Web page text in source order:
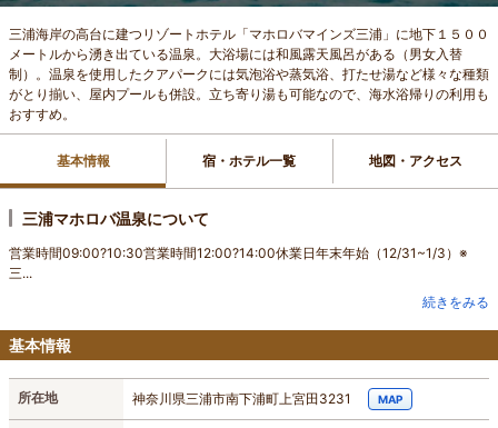
三浦海岸の高台に建つリゾートホテル「マホロバマインズ三浦」に地下１５００
メートルから湧き出ている温泉。大浴場には和風露天風呂がある（男女入替
制）。温泉を使用したクアパークには気泡浴や蒸気浴、打たせ湯など様々な種類
がとり揃い、屋内プールも併設。立ち寄り湯も可能なので、海水浴帰りの利用も
おすすめ。
基本情報 宿・ホテル一覧 地図・アクセス
三浦マホロバ温泉について
営業時間09:00?10:30営業時間12:00?14:00休業日年末年始（12/31~1/3）※
三...
続きをみる
基本情報
所在地 神奈川県三浦市南下浦町上宮田3231 MAP